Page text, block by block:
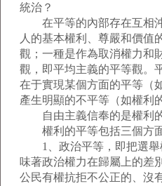
統治？
在平等的內部存在互相沖
人的基本權利、尊嚴和價值
觀；一種是作為取消權力和
觀，即平均主義的平等觀。
在于實現某個方面的平等（
產生明顯的不平等（如權利
自由主義信奉的是權利的
權利的平等包括三個方面
1、政治平等，即把選舉
味著政治權力在歸屬上的差
公民有權抗拒不公正的、沒